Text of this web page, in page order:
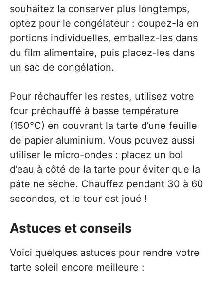
souhaitez la conserver plus longtemps,
optez pour le congélateur : coupez-la en
portions individuelles, emballez-les dans
du film alimentaire, puis placez-les dans
un sac de congélation.
Pour réchauffer les restes, utilisez votre
four préchauffé à basse température
(150°C) en couvrant la tarte d’une feuille
de papier aluminium. Vous pouvez aussi
utiliser le micro-ondes : placez un bol
d’eau à côté de la tarte pour éviter que la
pâte ne sèche. Chauffez pendant 30 à 60
secondes, et le tour est joué !
Astuces et conseils
Voici quelques astuces pour rendre votre
tarte soleil encore meilleure :